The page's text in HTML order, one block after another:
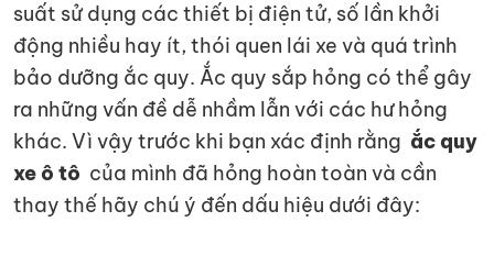
suất sử dụng các thiết bị điện tử, số lần khởi
động nhiều hay ít, thói quen lái xe và quá trình
bảo dưỡng ắc quy. Ắc quy sắp hỏng có thể gây
ra những vấn đề dễ nhầm lẫn với các hư hỏng
khác. Vì vậy trước khi bạn xác định rằng ắc quy
xe ô tô của mình đã hỏng hoàn toàn và cần
thay thế hãy chú ý đến dấu hiệu dưới đây: